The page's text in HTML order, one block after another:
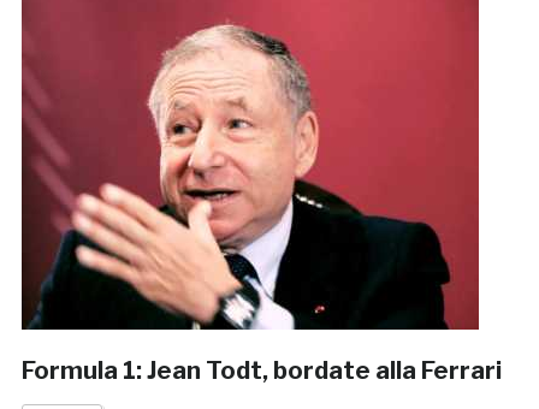
Formula 1: Jean Todt, bordate alla Ferrari